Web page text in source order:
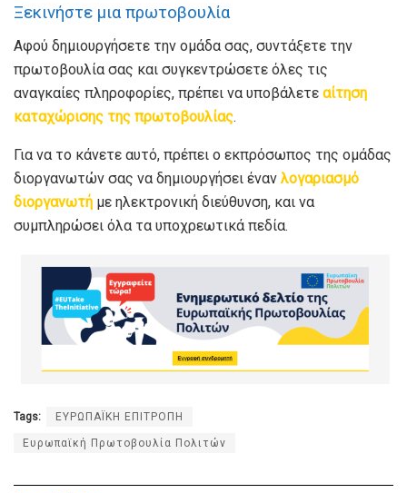
Ξεκινήστε μια πρωτοβουλία
Αφού δημιουργήσετε την ομάδα σας, συντάξετε την
πρωτοβουλία σας και συγκεντρώσετε όλες τις
αναγκαίες πληροφορίες, πρέπει να υποβάλετε αίτηση
καταχώρισης της πρωτοβουλίας.
Για να το κάνετε αυτό, πρέπει ο εκπρόσωπος της ομάδας
διοργανωτών σας να δημιουργήσει έναν λογαριασμό
διοργανωτή με ηλεκτρονική διεύθυνση, και να
συμπληρώσει όλα τα υποχρεωτικά πεδία.
Tags: ΕΥΡΩΠΑΪΚΗ ΕΠΙΤΡΟΠΗ
Ευρωπαϊκή Πρωτοβουλία Πολιτών